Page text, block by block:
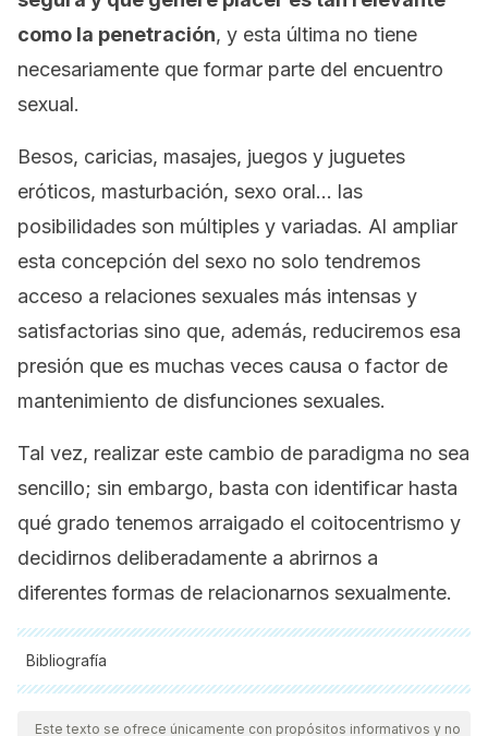
como la penetración, y esta última no tiene
necesariamente que formar parte del encuentro
sexual.
Besos, caricias, masajes, juegos y juguetes
eróticos, masturbación, sexo oral… las
posibilidades son múltiples y variadas. Al ampliar
esta concepción del sexo no solo tendremos
acceso a relaciones sexuales más intensas y
satisfactorias sino que, además, reduciremos esa
presión que es muchas veces causa o factor de
mantenimiento de disfunciones sexuales.
Tal vez, realizar este cambio de paradigma no sea
sencillo; sin embargo, basta con identificar hasta
qué grado tenemos arraigado el coitocentrismo y
decidirnos deliberadamente a abrirnos a
diferentes formas de relacionarnos sexualmente.
Bibliografía
Todas las fuentes citadas fueron revisadas a profundidad por
nuestro equipo, para asegurar su calidad, confiabilidad,
Este texto se ofrece únicamente con propósitos informativos y no